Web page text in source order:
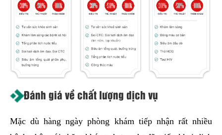
Đánh giá về chất lượng dịch vụ
Mặc dù hàng ngày phòng khám tiếp nhận rất nhiều